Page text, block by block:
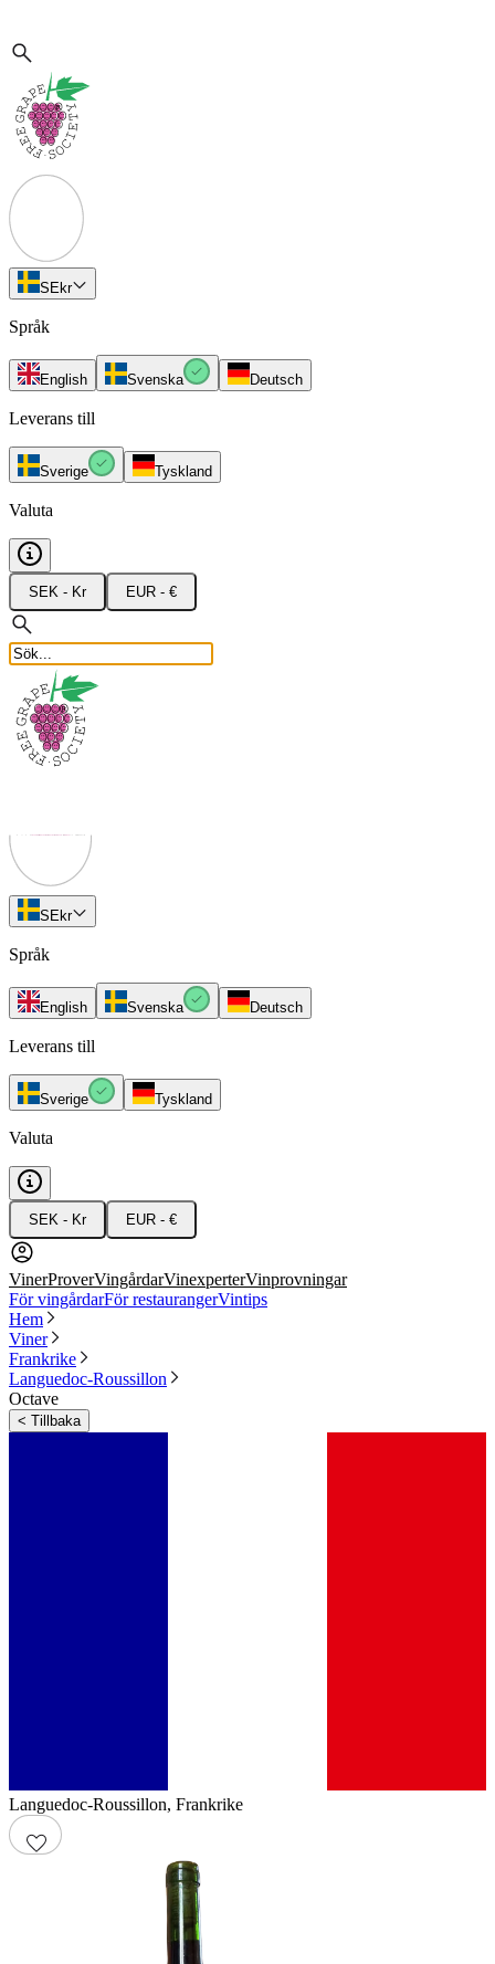
SEkr
Språk
English Svenska Deutsch
Leverans till
Sverige Tyskland
Valuta
SEK - Kr EUR - €
SEkr
Språk
English Svenska Deutsch
Leverans till
Sverige Tyskland
Valuta
SEK - Kr EUR - €
VinerProverVingårdarVinexperterVinprovningar
För vingårdarFör restaurangerVintips
Hem
Viner
Frankrike
Languedoc-Roussillon
Octave
< Tillbaka
Languedoc-Roussillon, Frankrike